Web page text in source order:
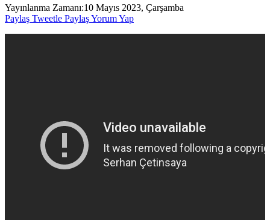
Yayınlanma Zamanı:10 Mayıs 2023, Çarşamba
Paylaş Tweetle PaylaşYorum Yap